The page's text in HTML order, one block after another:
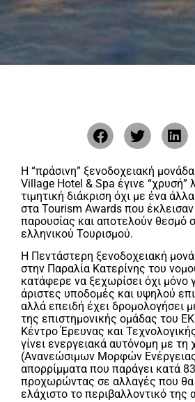
Η “πράσινη” ξενοδοχειακή
Village Hotel & Spa έγινε “χρυσή”
τιμητική διάκριση όχι με ένα
στα Tourism Awards που
παρουσίας και αποτελούν θεσμό
ελληνικού Τουρισμού.
Η Πεντάστερη ξενοδοχειακή
στην Παραλία Κατερίνης του
κατάφερε να ξεχωρίσει όχι μόνο
άριστες υποδομές και υψηλού
αλλά επειδή έχει δρομολογήσει
της επιστημονικής ομάδας του
Κέντρο Έρευνας και
γίνει ενεργειακά αυτόνομη με
(Ανανεώσιμων Μορφών
απορρίμματα που παράγει κατά
προχωρώντας σε αλλαγές που θα
ελάχιστο το περιβαλλοντικό